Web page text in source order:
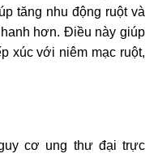
tăng nhu động ruột và
hơn. Điều này giúp
xúc với niêm mạc ruột,
cơ ung thư đại trực